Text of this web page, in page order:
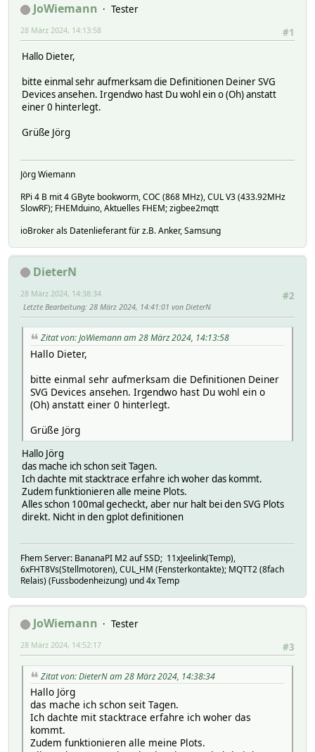
JoWiemann
Tester
#1
28 März 2024, 14:13:58
Hallo Dieter,
bitte einmal sehr aufmerksam die Definitionen Deiner SVG
Devices ansehen. Irgendwo hast Du wohl ein o (Oh) anstatt
einer 0 hinterlegt.
Grüße Jörg
Jörg Wiemann
RPi 4 B mit 4 GByte bookworm, COC (868 MHz), CUL V3 (433.92MHz
SlowRF); FHEMduino, Aktuelles FHEM; zigbee2mqtt
ioBroker als Datenlieferant für z.B. Anker, Samsung
DieterN
#2
28 März 2024, 14:38:34
Letzte Bearbeitung: 28 März 2024, 14:41:01 von DieterN
Zitat von: JoWiemann am 28 März 2024, 14:13:58
Hallo Dieter,
bitte einmal sehr aufmerksam die Definitionen Deiner
SVG Devices ansehen. Irgendwo hast Du wohl ein o
(Oh) anstatt einer 0 hinterlegt.
Grüße Jörg
Hallo Jörg
das mache ich schon seit Tagen.
Ich dachte mit stacktrace erfahre ich woher das kommt.
Zudem funktionieren alle meine Plots.
Alles schon 100mal gecheckt, aber nur halt bei den SVG Plots
direkt. Nicht in den gplot definitionen
Fhem Server: BananaPI M2 auf SSD; 11xJeelink(Temp),
6xFHT8Vs(Stellmotoren), CUL_HM (Fensterkontakte); MQTT2 (8fach
Relais) (Fussbodenheizung) und 4x Temp
JoWiemann
Tester
#3
28 März 2024, 14:52:17
Zitat von: DieterN am 28 März 2024, 14:38:34
Hallo Jörg
das mache ich schon seit Tagen.
Ich dachte mit stacktrace erfahre ich woher das
kommt.
Zudem funktionieren alle meine Plots.